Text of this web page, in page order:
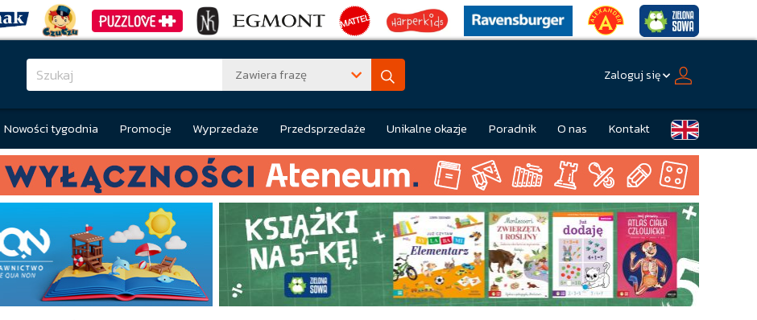
Zawiera frazę Zaloguj się
Nowości tygodnia Promocje Wyprzedaże Przedsprzedaże Unikalne okazje Poradnik O nas Kontakt